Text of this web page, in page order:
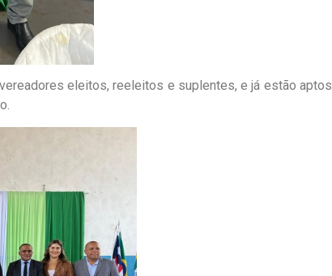
eleitos, reeleitos e suplentes, e já estão aptos